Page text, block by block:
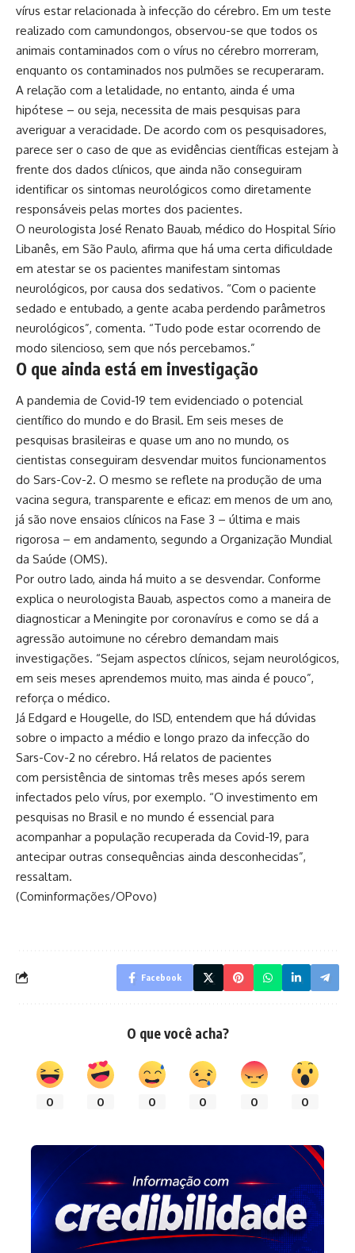
vírus estar relacionada à infecção do cérebro. Em um teste
realizado com camundongos, observou-se que todos os
animais contaminados com o vírus no cérebro morreram,
enquanto os contaminados nos pulmões se recuperaram.
A relação com a letalidade, no entanto, ainda é uma
hipótese – ou seja, necessita de mais pesquisas para
averiguar a veracidade. De acordo com os pesquisadores,
parece ser o caso de que as evidências científicas estejam à
frente dos dados clínicos, que ainda não conseguiram
identificar os sintomas neurológicos como diretamente
responsáveis pelas mortes dos pacientes.
O neurologista José Renato Bauab, médico do Hospital Sírio
Libanês, em São Paulo, afirma que há uma certa dificuldade
em atestar se os pacientes manifestam sintomas
neurológicos, por causa dos sedativos. “Com o paciente
sedado e entubado, a gente acaba perdendo parâmetros
neurológicos”, comenta. “Tudo pode estar ocorrendo de
modo silencioso, sem que nós percebamos.”
O que ainda está em investigação
A pandemia de Covid-19 tem evidenciado o potencial
científico do mundo e do Brasil. Em seis meses de
pesquisas brasileiras e quase um ano no mundo, os
cientistas conseguiram desvendar muitos funcionamentos
do Sars-Cov-2. O mesmo se reflete na produção de uma
vacina segura, transparente e eficaz: em menos de um ano,
já são nove ensaios clínicos na Fase 3 – última e mais
rigorosa – em andamento, segundo a Organização Mundial
da Saúde (OMS).
Por outro lado, ainda há muito a se desvendar. Conforme
explica o neurologista Bauab, aspectos como a maneira de
diagnosticar a Meningite por coronavírus e como se dá a
agressão autoimune no cérebro demandam mais
investigações. “Sejam aspectos clínicos, sejam neurológicos,
em seis meses aprendemos muito, mas ainda é pouco”,
reforça o médico.
Já Edgard e Hougelle, do ISD, entendem que há dúvidas
sobre o impacto a médio e longo prazo da infecção do
Sars-Cov-2 no cérebro. Há relatos de pacientes
com persistência de sintomas três meses após serem
infectados pelo vírus, por exemplo. “O investimento em
pesquisas no Brasil e no mundo é essencial para
acompanhar a população recuperada da Covid-19, para
antecipar outras consequências ainda desconhecidas”,
ressaltam.
(Cominformações/OPovo)
Facebook
O que você acha?
0 0 0 0 0 0